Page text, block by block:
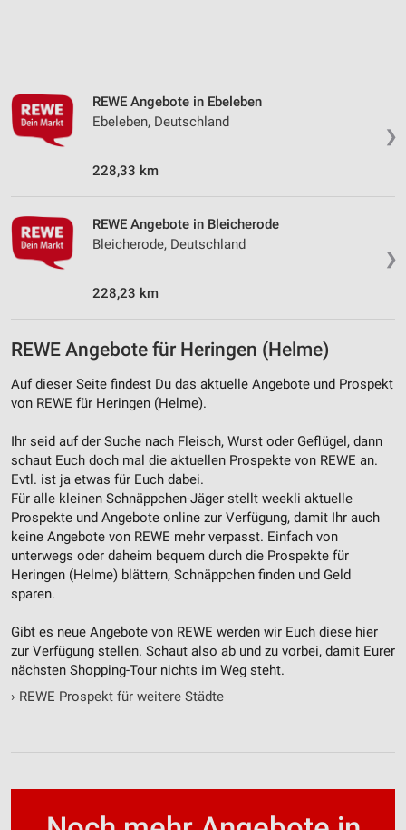
❯
REWE Angebote in Ebeleben
Ebeleben, Deutschland
228,33 km
❯
REWE Angebote in Bleicherode
Bleicherode, Deutschland
228,23 km
REWE Angebote für Heringen (Helme)
Auf dieser Seite findest Du das aktuelle Angebote und Prospekt
von REWE für Heringen (Helme).
Ihr seid auf der Suche nach Fleisch, Wurst oder Geflügel, dann
schaut Euch doch mal die aktuellen Prospekte von REWE an.
Evtl. ist ja etwas für Euch dabei.
Für alle kleinen Schnäppchen-Jäger stellt weekli aktuelle
Prospekte und Angebote online zur Verfügung, damit Ihr auch
keine Angebote von REWE mehr verpasst. Einfach von
unterwegs oder daheim bequem durch die Prospekte für
Heringen (Helme) blättern, Schnäppchen finden und Geld
sparen.
Gibt es neue Angebote von REWE werden wir Euch diese hier
zur Verfügung stellen. Schaut also ab und zu vorbei, damit Eurer
nächsten Shopping-Tour nichts im Weg steht.
› REWE Prospekt für weitere Städte
Performance
Funktional